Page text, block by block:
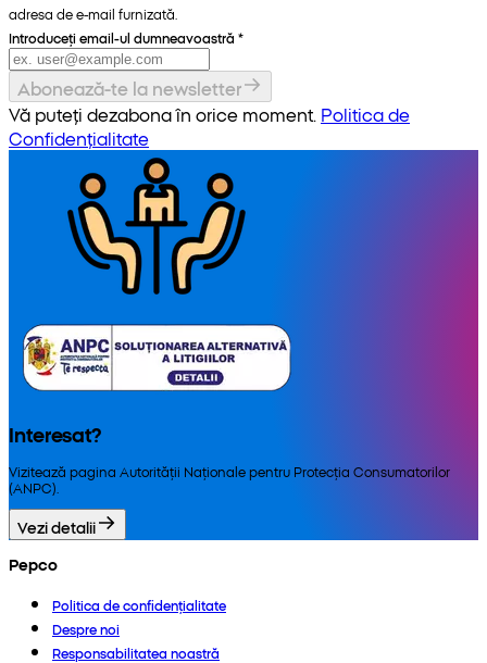
adresa de e-mail furnizată.
Introduceți email-ul dumneavoastră *
Abonează-te la newsletter
Vă puteți dezabona în orice moment. Politica de
Confidențialitate
Interesat?
Vizitează pagina Autorității Naționale pentru Protecția Consumatorilor
(ANPC).
Vezi detalii
Pepco
Politica de confidențialitate
Despre noi
Responsabilitatea noastră